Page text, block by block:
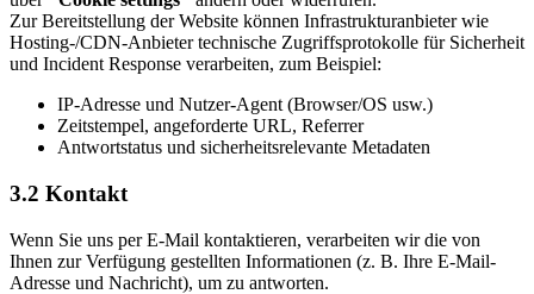
Zur Bereitstellung der Website können Infrastrukturanbieter wie
Hosting-/CDN-Anbieter technische Zugriffsprotokolle für Sicherheit
und Incident Response verarbeiten, zum Beispiel:
IP-Adresse und Nutzer-Agent (Browser/OS usw.)
Zeitstempel, angeforderte URL, Referrer
Antwortstatus und sicherheitsrelevante Metadaten
3.2 Kontakt
Wenn Sie uns per E-Mail kontaktieren, verarbeiten wir die von
Ihnen zur Verfügung gestellten Informationen (z. B. Ihre E-Mail-
Adresse und Nachricht), um zu antworten.